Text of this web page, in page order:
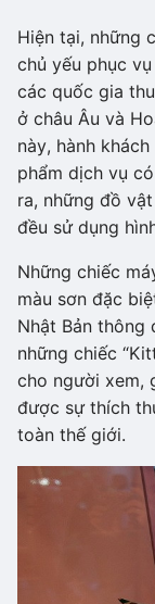
Hiện tại, những
chủ yếu phục
các quốc gia
ở châu Âu và
này, hành
phẩm dịch vụ
ra, những đồ
đều sử dụng
Những chiếc
màu sơn đặc
Nhật Bản thông
những chiếc
cho người xem,
được sự thích
toàn thế giới.